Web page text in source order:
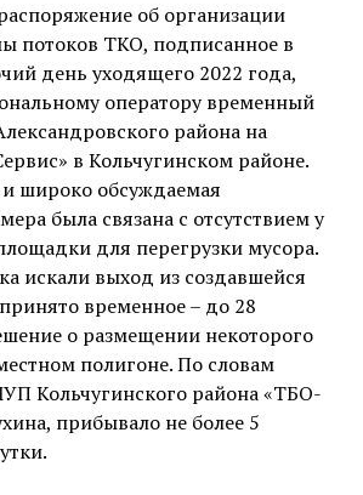
об организации
потоков ТКО, подписанное в
день уходящего 2022 года,
оператору временный
района на
в Кольчугинском районе.
широко обсуждаемая
была связана с отсутствием у
для перегрузки мусора.
искали выход из создавшейся
временное – до 28
о размещении некоторого
полигоне. По словам
Кольчугинского района «ТБО-
прибывало не более 5